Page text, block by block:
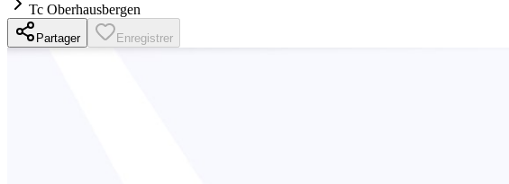
Tc Oberhausbergen
Partager Enregistrer